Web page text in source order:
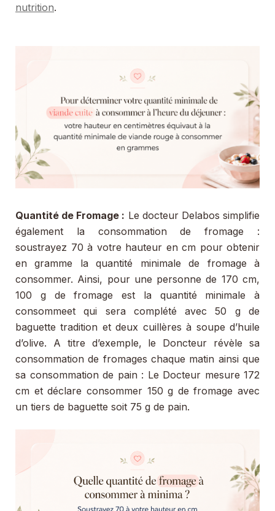
nutrition.
Quantité de Fromage : Le docteur Delabos simplifie
également la consommation de fromage :
soustrayez 70 à votre hauteur en cm pour obtenir
en gramme la quantité minimale de fromage à
consommer. Ainsi, pour une personne de 170 cm,
100 g de fromage est la quantité minimale à
consommeet qui sera complété avec 50 g de
baguette tradition et deux cuillères à soupe d’huile
d’olive. A titre d’exemple, le Doncteur révèle sa
consommation de fromages chaque matin ainsi que
sa consommation de pain : Le Docteur mesure 172
cm et déclare consommer 150 g de fromage avec
un tiers de baguette soit 75 g de pain.